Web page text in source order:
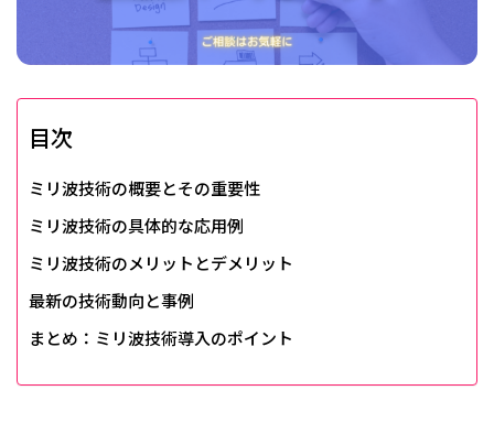
目次
ミリ波技術の概要とその重要性
ミリ波技術の具体的な応用例
ミリ波技術のメリットとデメリット
最新の技術動向と事例
まとめ：ミリ波技術導入のポイント